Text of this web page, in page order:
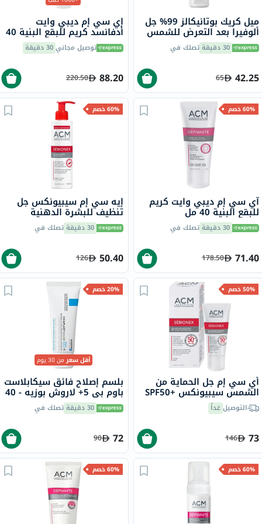
ميل كريك بوتانيكالز 99% جل
ألوفيرا بعد التعرض للشمس
236 مل 30 دقيقة تصلك في
42.25
65
إي سي إم ديبي وايت
أدفانسد كريم للبقع البنية 40
مل توصيل مجاني30 دقيقة
88.20
220.50
60% خصم
آي سي إم ديبي وايت كريم
للبقع البنية 40 مل
30 دقيقة تصلك في
71.40
178.50
60% خصم
إيه سي إم سيبيونكس جل
تنظيف للبشرة الدهنية
مل 30 دقيقة تصلك في
50.40
126
50% خصم
أي سي إم جل الحماية من
الشمس سيبيونكس SPF50+
40 ملالتوصيلغداً
73
146
20% خصم
أقل سعرمن 30 يوم
بلسم إصلاح فائق سيكابلاست
باوم بي 5+ لاروش بوزيه - 40
مل 30 دقيقة تصلك في
72
90
60% خصم 60% خصم